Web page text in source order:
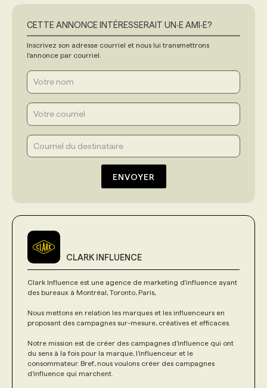
CETTE ANNONCE INTÉRESSERAIT UN‧E AMI‧E?
Inscrivez son adresse courriel et nous lui transmettrons
l'annonce par courriel.
ENVOYER
CLARK INFLUENCE
Clark Influence est une agence de marketing d'influence ayant
des bureaux à Montréal, Toronto, Paris,
Nous mettons en relation les marques et les influenceurs en
proposant des campagnes sur-mesure, créatives et efficaces.
Notre mission est de créer des campagnes d’influence qui ont
du sens à la fois pour la marque, l’influenceur et le
consommateur. Bref, nous voulons créer des campagnes
d’influence qui marchent.